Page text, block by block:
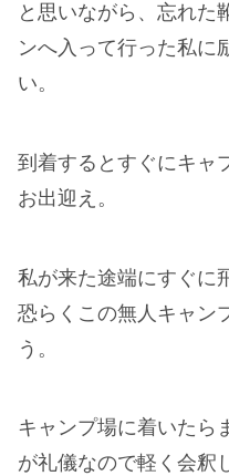
と思いながら、忘れた
ンへ入って行った私に
い。
到着するとすぐにキャ
お出迎え。
私が来た途端にすぐに
恐らくこの無人キャン
う。
キャンプ場に着いたら
が礼儀なので軽く会釈